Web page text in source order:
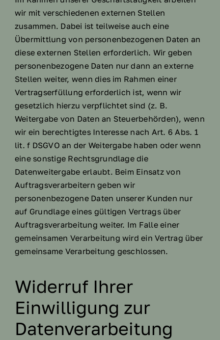
wir mit verschiedenen externen Stellen
zusammen. Dabei ist teilweise auch eine
Übermittlung von personenbezogenen Daten an
diese externen Stellen erforderlich. Wir geben
personenbezogene Daten nur dann an externe
Stellen weiter, wenn dies im Rahmen einer
Vertragserfüllung erforderlich ist, wenn wir
gesetzlich hierzu verpflichtet sind (z. B.
Weitergabe von Daten an Steuerbehörden), wenn
wir ein berechtigtes Interesse nach Art. 6 Abs. 1
lit. f DSGVO an der Weitergabe haben oder wenn
eine sonstige Rechtsgrundlage die
Datenweitergabe erlaubt. Beim Einsatz von
Auftragsverarbeitern geben wir
personenbezogene Daten unserer Kunden nur
auf Grundlage eines gültigen Vertrags über
Auftragsverarbeitung weiter. Im Falle einer
gemeinsamen Verarbeitung wird ein Vertrag über
gemeinsame Verarbeitung geschlossen.
Widerruf Ihrer
Einwilligung zur
Datenverarbeitung